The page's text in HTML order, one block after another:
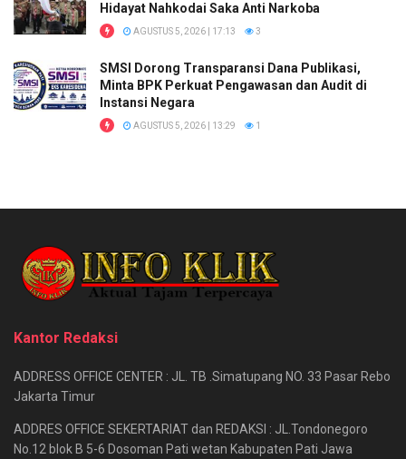
Hidayat Nahkodai Saka Anti Narkoba
AGUSTUS 5, 2026 | 17:13 3
SMSI Dorong Transparansi Dana Publikasi,
Minta BPK Perkuat Pengawasan dan Audit di
Instansi Negara
AGUSTUS 5, 2026 | 13:29 1
Kantor Redaksi
ADDRESS OFFICE CENTER : JL. TB .Simatupang NO. 33 Pasar Rebo
Jakarta Timur
ADDRES OFFICE SEKERTARIAT dan REDAKSI : JL.Tondonegoro
No.12 blok B 5-6 Dosoman Pati wetan Kabupaten Pati Jawa